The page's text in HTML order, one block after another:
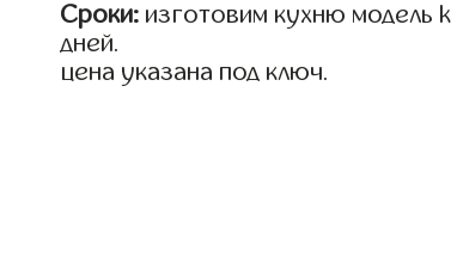
Сроки: изготовим кухню модель
дней.
цена указана под ключ.